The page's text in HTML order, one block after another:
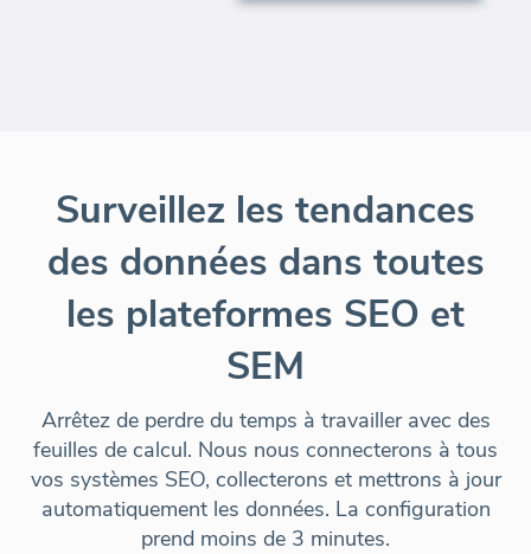
Surveillez les tendances
des données dans toutes
les plateformes SEO et
SEM
Arrêtez de perdre du temps à travailler avec des
feuilles de calcul. Nous nous connecterons à tous
vos systèmes SEO, collecterons et mettrons à jour
automatiquement les données. La configuration
prend moins de 3 minutes.